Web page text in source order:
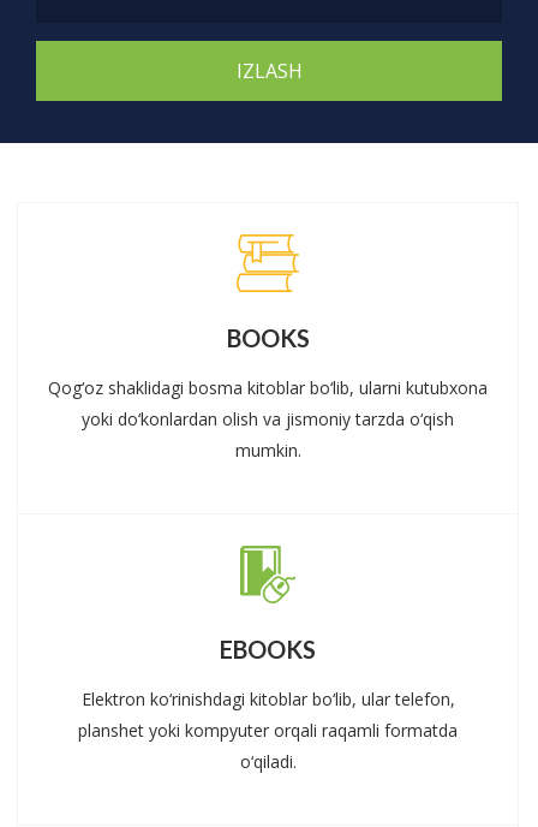
BOOKS
Qog‘oz shaklidagi bosma kitoblar bo‘lib, ularni kutubxona
yoki do‘konlardan olish va jismoniy tarzda o‘qish
mumkin.
EBOOKS
Elektron ko‘rinishdagi kitoblar bo‘lib, ular telefon,
planshet yoki kompyuter orqali raqamli formatda
o‘qiladi.